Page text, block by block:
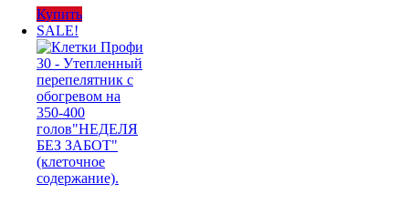
Купить
SALE!